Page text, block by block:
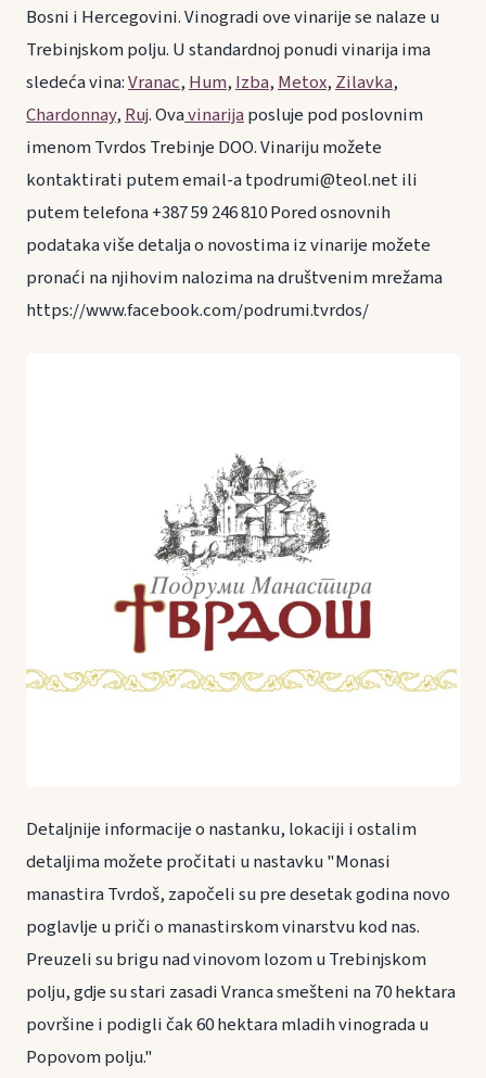
Bosni i Hercegovini. Vinogradi ove vinarije se nalaze u
Trebinjskom polju. U standardnoj ponudi vinarija ima
sledeća vina:Vranac,Hum,Izba,Metox,Zilavka,
Chardonnay,Ruj. Ovavinarijaposluje pod poslovnim
imenom Tvrdos Trebinje DOO. Vinariju možete
kontaktirati putem email-a tpodrumi@teol.net ili
putem telefona +387 59 246 810 Pored osnovnih
podataka više detalja o novostima iz vinarije možete
pronaći na njihovim nalozima na društvenim mrežama
https://www.facebook.com/podrumi.tvrdos/
Detaljnije informacije o nastanku, lokaciji i ostalim
detaljima možete pročitati u nastavku "Monasi
manastira Tvrdoš, započeli su pre desetak godina novo
poglavlje u priči o manastirskom vinarstvu kod nas.
Preuzeli su brigu nad vinovom lozom u Trebinjskom
polju, gdje su stari zasadi Vranca smešteni na 70 hektara
površine i podigli čak 60 hektara mladih vinograda u
Popovom polju."